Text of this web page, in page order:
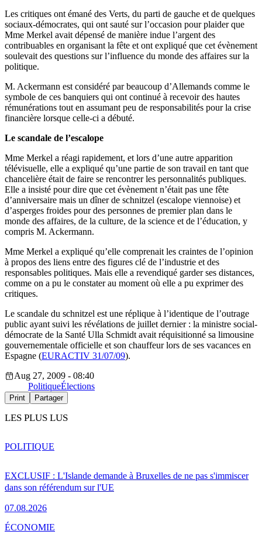
Les critiques ont émané des Verts, du parti de gauche et de quelques
sociaux-démocrates, qui ont sauté sur l’occasion pour plaider que
Mme Merkel avait dépensé de manière indue l’argent des
contribuables en organisant la fête et ont expliqué que cet évènement
soulevait des questions sur l’influence du monde des affaires sur la
politique.
M. Ackermann est considéré par beaucoup d’Allemands comme le
symbole de ces banquiers qui ont continué à recevoir des hautes
rémunérations tout en assumant peu de responsabilités pour la crise
financière lorsque celle-ci a débuté.
Le scandale de l’escalope
Mme Merkel a réagi rapidement, et lors d’une autre apparition
télévisuelle, elle a expliqué qu’une partie de son travail en tant que
chancelière était de faire se rencontrer les personnalités publiques.
Elle a insisté pour dire que cet évènement n’était pas une fête
d’anniversaire mais un dîner de schnitzel (escalope viennoise) et
d’asperges froides pour des personnes de premier plan dans le
monde des affaires, de la culture, de la science et de l’éducation, y
compris M. Ackermann.
Mme Merkel a expliqué qu’elle comprenait les craintes de l’opinion
à propos des liens entre des figures clé de l’industrie et des
responsables politiques. Mais elle a revendiqué garder ses distances,
comme on a pu le constater au moment où elle a pu exprimer des
critiques.
Le scandale du schnitzel est une réplique à l’identique de l’outrage
public ayant suivi les révélations de juillet dernier : la ministre social-
démocrate de la Santé Ulla Schmidt avait réquisitionné sa limousine
gouvernementale officielle et son chauffeur lors de ses vacances en
Espagne (EURACTIV 31/07/09).
Aug 27, 2009 - 08:40
PolitiqueÉlections
Print Partager
LES PLUS LUS
EXCLUSIF : L'Islande demande à Bruxelles de ne pas s'immiscer
dans son référendum sur l'UE
07.08.2026
POLITIQUE
ÉCONOMIE